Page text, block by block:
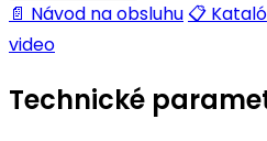
📄 Návod na obsluhu 📋
video
Technické